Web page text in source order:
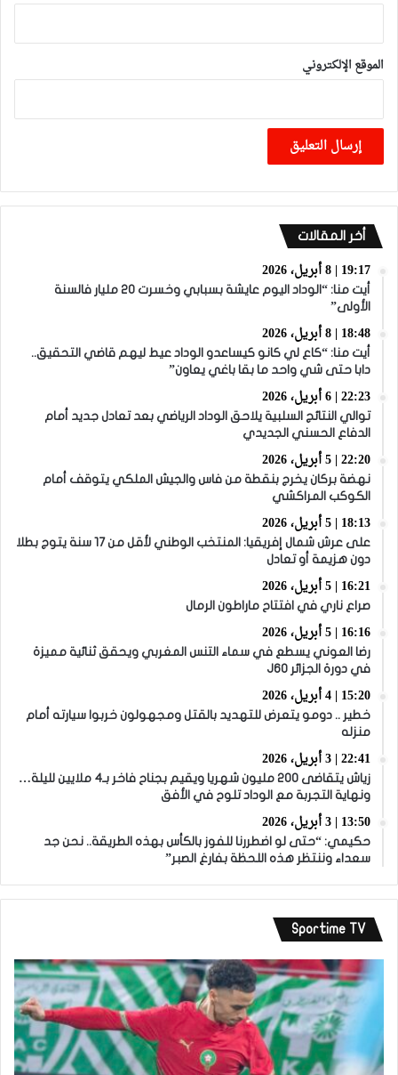
الموقع الإلكتروني
أخر المقالات
19:17 | 8 أبريل، 2026
أيت منا: “الوداد اليوم عايشة بسبابي وخسرت 20 مليار فالسنة
الأولى”
18:48 | 8 أبريل، 2026
أيت منا: “كاع لي كانو كيساعدو الوداد عيط ليهم قاضي التحقيق..
دابا حتى شي واحد ما بقا باغي يعاون”
22:23 | 6 أبريل، 2026
توالي النتائج السلبية يلاحق الوداد الرياضي بعد تعادل جديد أمام
الدفاع الحسني الجديدي
22:20 | 5 أبريل، 2026
نهضة بركان يخرج بنقطة من فاس والجيش الملكي يتوقف أمام
الكوكب المراكشي
18:13 | 5 أبريل، 2026
على عرش شمال إفريقيا: المنتخب الوطني لأقل من 17 سنة يتوج بطلا
دون هزيمة أو تعادل
16:21 | 5 أبريل، 2026
صراع ناري في افتتاح ماراطون الرمال
16:16 | 5 أبريل، 2026
رضا العوني يسطع في سماء التنس المغربي ويحقق ثنائية مميزة
في دورة الجزائر J60
15:20 | 4 أبريل، 2026
خطير .. دومو يتعرض للتهديد بالقتل ومجهولون خربوا سيارته أمام
منزله
22:41 | 3 أبريل، 2026
زياش يتقاضى 200 مليون شهريا ويقيم بجناح فاخر بـ4 ملايين لليلة…
ونهاية التجربة مع الوداد تلوح في الأفق
13:50 | 3 أبريل، 2026
حكيمي: “حتى لو اضطررنا للفوز بالكأس بهذه الطريقة.. نحن جد
سعداء وننتظر هذه اللحظة بفارغ الصبر”
Sportime TV